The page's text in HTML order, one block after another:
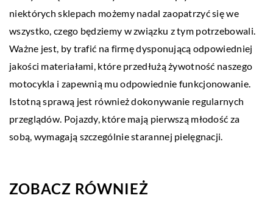
niektórych sklepach możemy nadal zaopatrzyć się we
wszystko, czego będziemy w związku z tym potrzebowali.
Ważne jest, by trafić na firmę dysponującą odpowiedniej
jakości materiałami, które przedłużą żywotność naszego
motocykla i zapewnią mu odpowiednie funkcjonowanie.
Istotną sprawą jest również dokonywanie regularnych
przeglądów. Pojazdy, które mają pierwszą młodość za
sobą, wymagają szczególnie starannej pielęgnacji.
ZOBACZ RÓWNIEŻ